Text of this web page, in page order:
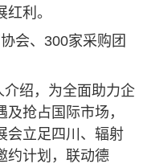
利。
会、300家采购团
绍，为全面助力企
抢占国际市场，
会立足四川、辐射
约计划，联动德